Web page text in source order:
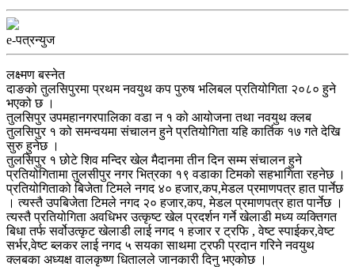
e-पत्रन्युज
लक्ष्मण बस्नेत
दाङको तुलसिपुरमा प्रथम नवयुथ कप पुरुष भलिबल प्रतियोगिता २०८० हुने
भएको छ ।
तुलसिपुर उपमहानगरपालिका वडा न १ को आयोजना तथा नवयुथ क्लब
तुलसिपुर १ को समन्वयमा संचालन हुने प्रतियोगिता यहि कार्तिक १७ गते देखि
सुरु हुनेछ ।
तुलसिपुर १ छोटे शिव मन्दिर खेल मैदानमा तीन दिन सम्म संचालन हुने
प्रतियोगितामा तुलसीपुर नगर भित्रका १९ वडाका टिमको सहभागिता रहनेछ ।
प्रतियोगिताको बिजेता टिमले नगद ४० हजार,कप,मेडल प्रमाणपत्र हात पार्नेछ
। त्यस्तै उपबिजेता टिमले नगद २० हजार,कप, मेडल प्रमाणपत्र हात पार्नेछ ।
त्यस्तै प्रतियोगिता अवधिभर उत्कृष्ट खेल प्रदर्शन गर्ने खेलाडी मध्य व्यक्तिगत
बिधा तर्फ सर्वोउत्कृट खेलाडी लाई नगद १ हजार र ट्रफि , वेष्ट स्पाईकर,वेष्ट
सर्भर,वेष्ट ब्लकर लाई नगद ५ सयका साथमा ट्रफी प्रदान गरिने नवयुथ
क्लबका अध्यक्ष वालकृष्ण धितालले जानकारी दिनु भएकोछ ।